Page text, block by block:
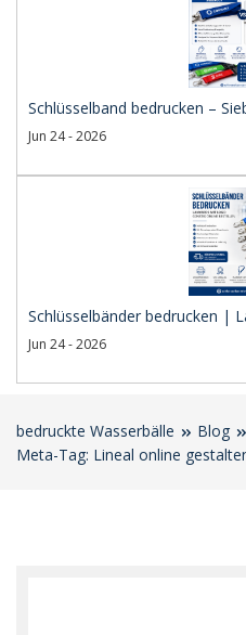
Schlüsselband bedrucken –
Jun 24 - 2026
Schlüsselbänder bedrucken |
Jun 24 - 2026
bedruckte Wasserbälle
Blog
Meta-Tag: Lineal online